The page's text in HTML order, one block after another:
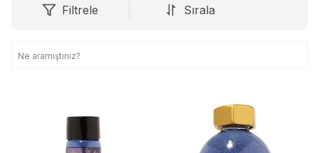
Filtrele Sırala